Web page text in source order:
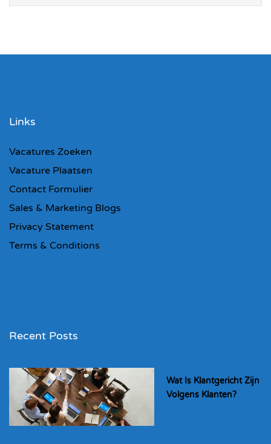
Links
Vacatures Zoeken
Vacature Plaatsen
Contact Formulier
Sales & Marketing Blogs
Privacy Statement
Terms & Conditions
Recent Posts
Wat Is Klantgericht Zijn
Volgens Klanten?